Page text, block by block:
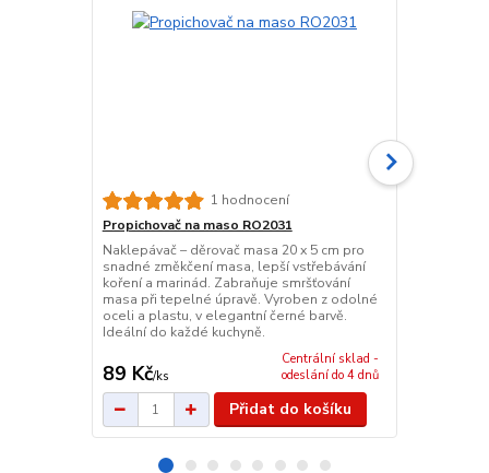
1 hodnocení
Propichovač na maso RO2031
Naklepávač – děrovač masa 20 x 5 cm pro
snadné změkčení masa, lepší vstřebávání
koření a marinád. Zabraňuje smršťování
masa při tepelné úpravě. Vyroben z odolné
oceli a plastu, v elegantní černé barvě.
Ideální do každé kuchyně.
89 Kč/ks
Centrální sklad -
odeslání do 4 dnů
Přidat do košíku